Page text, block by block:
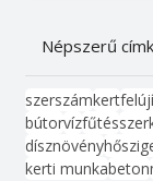
Népszerű
szerszámkert
bútorvízfűtés
dísznövény
kerti munkabeton